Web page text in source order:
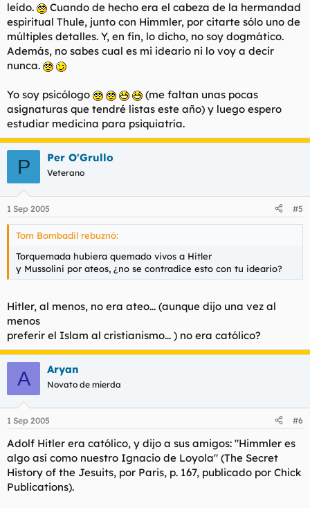
leído.
Cuando de hecho era el cabeza de la hermandad
espiritual Thule, junto con Himmler, por citarte sólo uno de
múltiples detalles. Y, en fin, lo dicho, no soy dogmático.
Además, no sabes cual es mi ideario ni lo voy a decir
nunca.
Yo soy psicólogo
(me faltan unas pocas
asignaturas que tendré listas este año) y luego espero
estudiar medicina para psiquiatría.
P Per O'Grullo
Veterano
1 Sep 2005 #5
Tom Bombadil rebuznó:
Torquemada hubiera quemado vivos a Hitler
y Mussolini por ateos, ¿no se contradice esto con tu ideario?
Hitler, al menos, no era ateo... (aunque dijo una vez al
menos
preferir el Islam al cristianismo... ) no era católico?
A Aryan
Novato de mierda
1 Sep 2005 #6
Adolf Hitler era católico, y dijo a sus amigos: "Himmler es
algo así como nuestro Ignacio de Loyola" (The Secret
History of the Jesuits, por Paris, p. 167, publicado por Chick
Publications).